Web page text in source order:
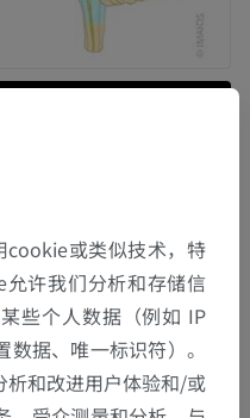
cookie或类似技术，特
许我们分析和存储信
些个人数据（例如 IP
据、唯一标识符）。
析和改进用户体验和/或